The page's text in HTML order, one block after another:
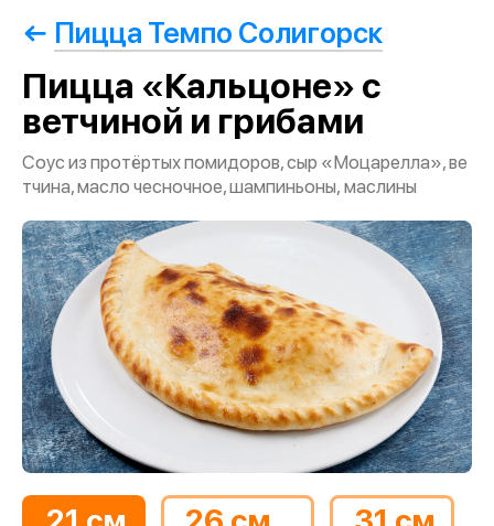
Пицца Темпо Солигорск
Пицца «Кальцоне» с
ветчиной и грибами
Соус из протёртых помидоров, сыр «Моцарелла», ве
тчина, масло чесночное, шампиньоны, маслины